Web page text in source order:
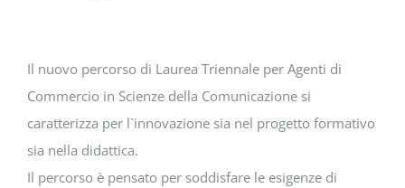
ACADEMY
Il nuovo percorso di Laurea Triennale per Agenti di
Commercio in Scienze della Comunicazione si
caratterizza per l`innovazione sia nel progetto formativo
sia nella didattica.
Il percorso è pensato per soddisfare le esigenze di